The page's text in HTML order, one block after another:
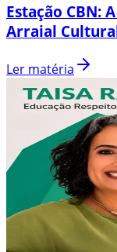
Estação CBN:
Arraial
Ler matéria